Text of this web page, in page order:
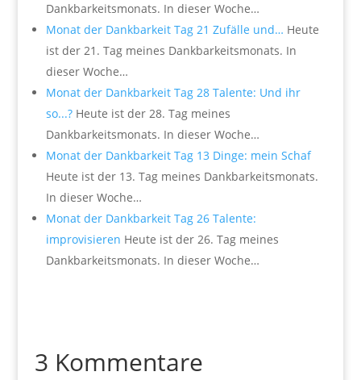
Dankbarkeitsmonats. In dieser Woche…
Monat der Dankbarkeit Tag 21 Zufälle und… Heute
ist der 21. Tag meines Dankbarkeitsmonats. In
dieser Woche…
Monat der Dankbarkeit Tag 28 Talente: Und ihr
so...?Heute ist der 28. Tag meines
Dankbarkeitsmonats. In dieser Woche…
Monat der Dankbarkeit Tag 13 Dinge: mein Schaf
Heute ist der 13. Tag meines Dankbarkeitsmonats.
In dieser Woche…
Monat der Dankbarkeit Tag 26 Talente:
improvisieren Heute ist der 26. Tag meines
Dankbarkeitsmonats. In dieser Woche…
3 Kommentare